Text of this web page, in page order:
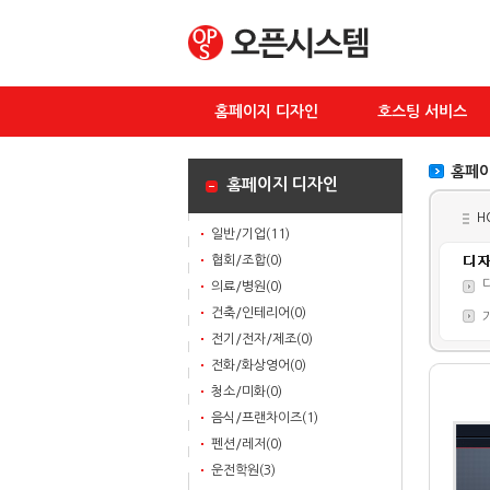
홈페이지 디자인 호스팅 서비스
홈페이지 디자인
일반/기업(11)
협회/조합(0)
의료/병원(0)
건축/인테리어(0)
전기/전자/제조(0)
전화/화상영어(0)
청소/미화(0)
음식/프랜차이즈(1)
펜션/레저(0)
운전학원(3)
홈페